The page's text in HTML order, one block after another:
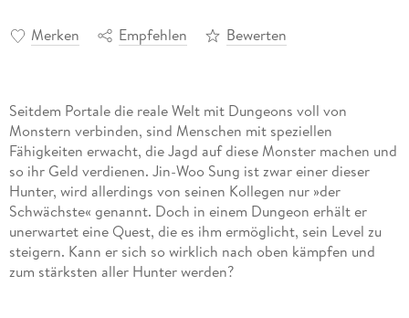
Merken Empfehlen Bewerten
Seitdem Portale die reale Welt mit Dungeons voll von
Monstern verbinden, sind Menschen mit speziellen
Fähigkeiten erwacht, die Jagd auf diese Monster machen und
so ihr Geld verdienen. Jin-Woo Sung ist zwar einer dieser
Hunter, wird allerdings von seinen Kollegen nur »der
Schwächste« genannt. Doch in einem Dungeon erhält er
unerwartet eine Quest, die es ihm ermöglicht, sein Level zu
steigern. Kann er sich so wirklich nach oben kämpfen und
zum stärksten aller Hunter werden?